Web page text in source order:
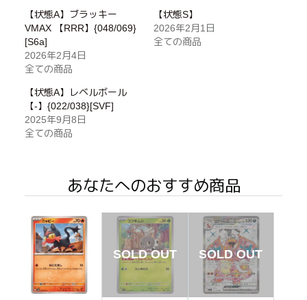
【状態A】ブラッキー
VMAX 【RRR】{048/069}
[S6a]
2026年2月4日
全ての商品
【状態S】
2026年2月1日
全ての商品
【状態A】レベルボール
【-】{022/038}[SVF]
2025年9月8日
全ての商品
あなたへのおすすめ商品